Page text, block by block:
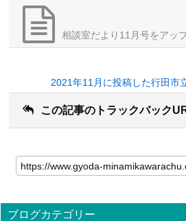
相談室だより11月号をアッ
2021年11月に投稿した行田市
この記事のトラックバック
ブログカテゴリー